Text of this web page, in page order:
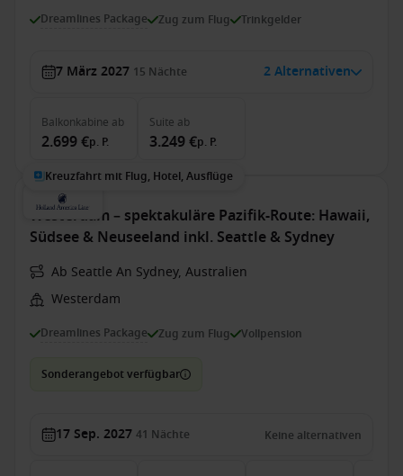
Dreamlines Package Zug zum Flug Trinkgelder
7 März 2027 15 Nächte 2 Alternativen
Balkonkabine ab
2.699 €p. P.
Suite ab
3.249 €p. P.
Kreuzfahrt mit Flug, Hotel, Ausflüge
Westerdam – spektakuläre Pazifik-Route: Hawaii,
Südsee & Neuseeland inkl. Seattle & Sydney
Ab Seattle An Sydney, Australien
Westerdam
Dreamlines Package Zug zum Flug Vollpension
Sonderangebot verfügbar
17 Sep. 2027 41 Nächte Keine alternativen